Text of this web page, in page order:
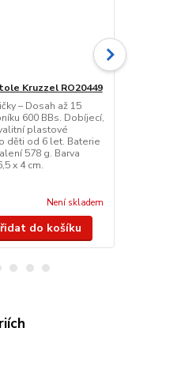
Kruzzel RO20449
– Dosah až 15
600 BBs. Dobíjecí,
plastové
děti od 6 let. Baterie
578 g. Barva
x 4 cm.
Není skladem
do košíku